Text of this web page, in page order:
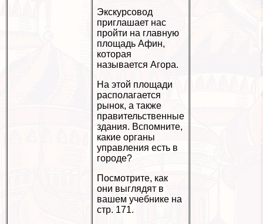
Экскурсовод
приглашает нас
пройти на главную
площадь Афин,
которая
называется Агора.
На этой площади
располагается
рынок, а также
правительственные
здания. Вспомните,
какие органы
управления есть в
городе?
Посмотрите, как
они выглядят в
вашем учебнике на
стр. 171.